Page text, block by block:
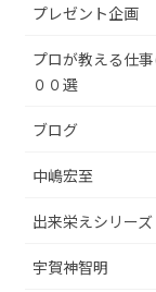
プレゼント企画
プロが教える仕
００選
ブログ
中嶋宏至
出来栄えシリーズ
宇賀神智明